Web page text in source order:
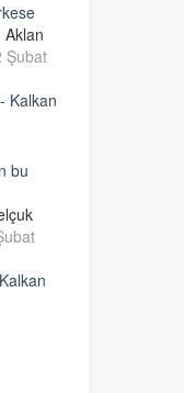
Aklan
Şubat
Kalkan
bu